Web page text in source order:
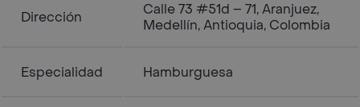
Dirección
Calle 73 #51d – 71, Aranjuez,
Medellín, Antioquia, Colombia
Especialidad Hamburguesa